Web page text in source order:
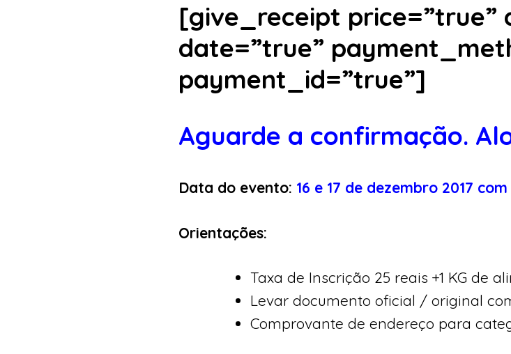
[give_receipt price=”true”
date=”true”
payment_id=”true”]
Aguarde a confirmação.
Data do evento: 16 e 17 de dezembro 2017
Orientações:
Taxa de Inscrição 25 reais +1 KG de
Levar documento oficial / original
Comprovante de endereço para